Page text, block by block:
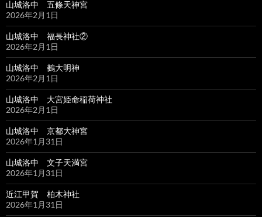
山城洛中 五條天神宮
2026年2月1日
山城洛中 福長神社②
2026年2月1日
山城洛中 鵺大明神
2026年2月1日
山城洛中 大宮姫命稲荷神社
2026年2月1日
山城洛中 京都大神宮
2026年1月31日
山城洛中 文子天満宮
2026年1月31日
近江甲賀 柏木神社
2026年1月31日